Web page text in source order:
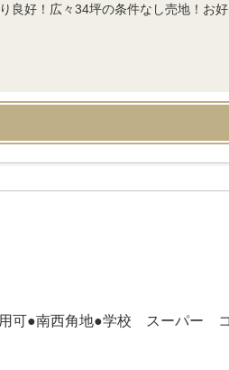
良好！広々34坪の条件なし売地！お
用可●南西角地●学校 スーパー